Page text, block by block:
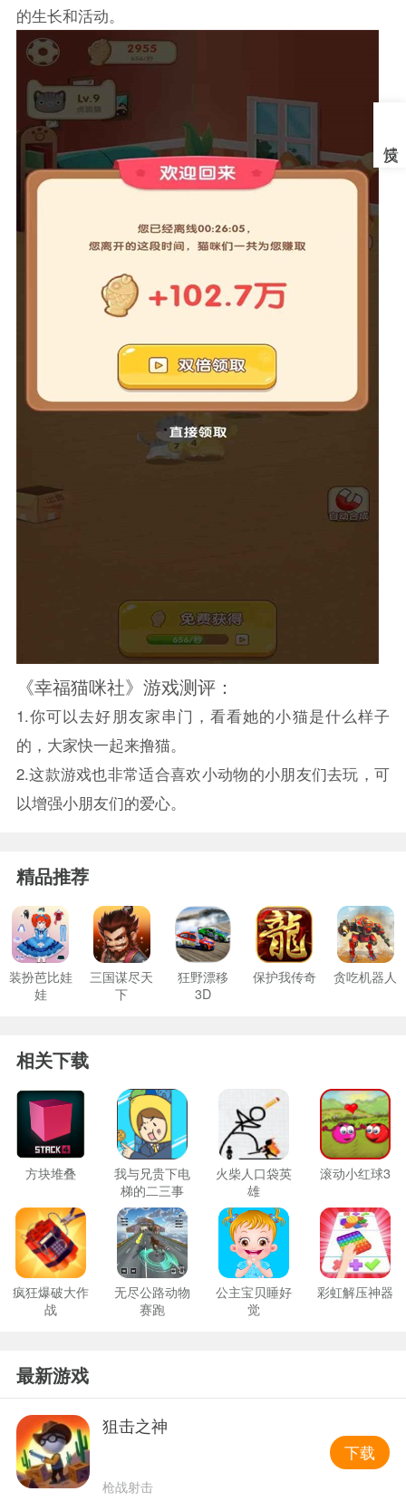
的生长和活动。
《幸福猫咪社》游戏测评：
1.你可以去好朋友家串门，看看她的小猫是什么样子
的，大家快一起来撸猫。
2.这款游戏也非常适合喜欢小动物的小朋友们去玩，可
以增强小朋友们的爱心。
精品推荐
装扮芭比娃
娃
三国谋尽天
下
狂野漂移
3D
保护我传奇 贪吃机器人
相关下载
方块堆叠
我与兄贵下电
梯的二三事
火柴人口袋英
雄
滚动小红球3
疯狂爆破大作
战
无尽公路动物
赛跑
公主宝贝睡好
觉
彩虹解压神器
最新游戏
狙击之神
枪战射击
下载